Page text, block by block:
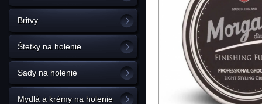
Britvy
Štetky na holenie
Sady na holenie
Mydlá a krémy na holenie